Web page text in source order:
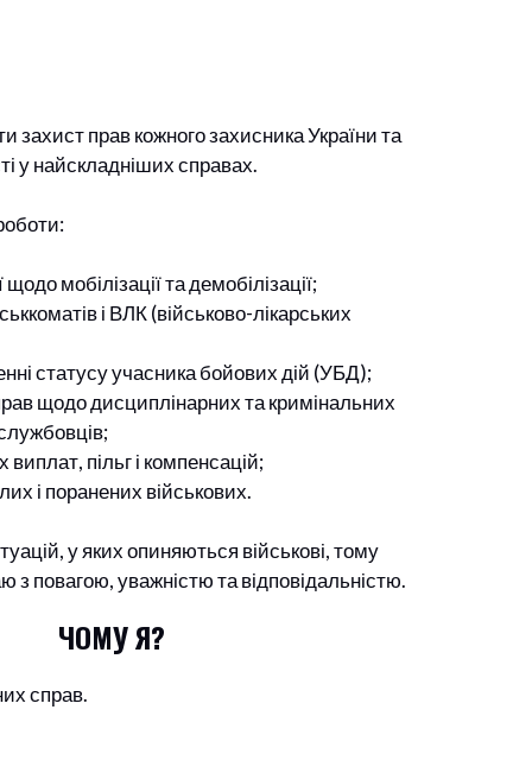
захист прав кожного захисника України та
у найскладніших справах.
мобілізації та демобілізації;
і ВЛК (військово-лікарських
статусу учасника бойових дій (УБД);
щодо дисциплінарних та кримінальних
пільг і компенсацій;
і поранених військових.
у яких опиняються військові, тому
з повагою, уважністю та відповідальністю.
ЧОМУ Я?
справ.